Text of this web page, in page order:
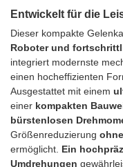
Entwickelt für die
Dieser kompakte
Roboter und
integriert modernste
einen hocheffizienten
Ausgestattet mit einem
einer kompakten
bürstenlosen
Größenreduzierung
ermöglicht. Ein
Umdrehungen